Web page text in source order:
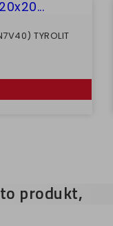
TYROLIT
produkt,